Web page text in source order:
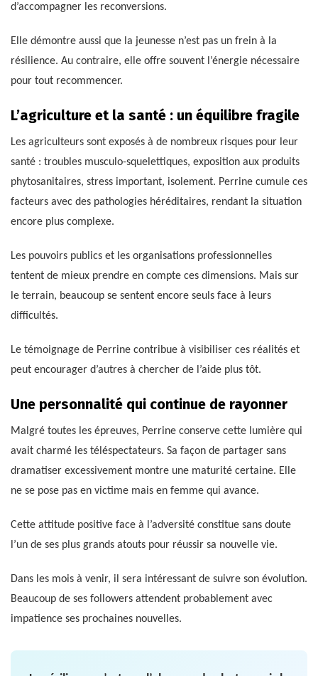
d’accompagner les reconversions.
Elle démontre aussi que la jeunesse n’est pas un frein à la
résilience. Au contraire, elle offre souvent l’énergie nécessaire
pour tout recommencer.
L’agriculture et la santé : un équilibre fragile
Les agriculteurs sont exposés à de nombreux risques pour leur
santé : troubles musculo-squelettiques, exposition aux produits
phytosanitaires, stress important, isolement. Perrine cumule ces
facteurs avec des pathologies héréditaires, rendant la situation
encore plus complexe.
Les pouvoirs publics et les organisations professionnelles
tentent de mieux prendre en compte ces dimensions. Mais sur
le terrain, beaucoup se sentent encore seuls face à leurs
difficultés.
Le témoignage de Perrine contribue à visibiliser ces réalités et
peut encourager d’autres à chercher de l’aide plus tôt.
Une personnalité qui continue de rayonner
Malgré toutes les épreuves, Perrine conserve cette lumière qui
avait charmé les téléspectateurs. Sa façon de partager sans
dramatiser excessivement montre une maturité certaine. Elle
ne se pose pas en victime mais en femme qui avance.
Cette attitude positive face à l’adversité constitue sans doute
l’un de ses plus grands atouts pour réussir sa nouvelle vie.
Dans les mois à venir, il sera intéressant de suivre son évolution.
Beaucoup de ses followers attendent probablement avec
impatience ses prochaines nouvelles.